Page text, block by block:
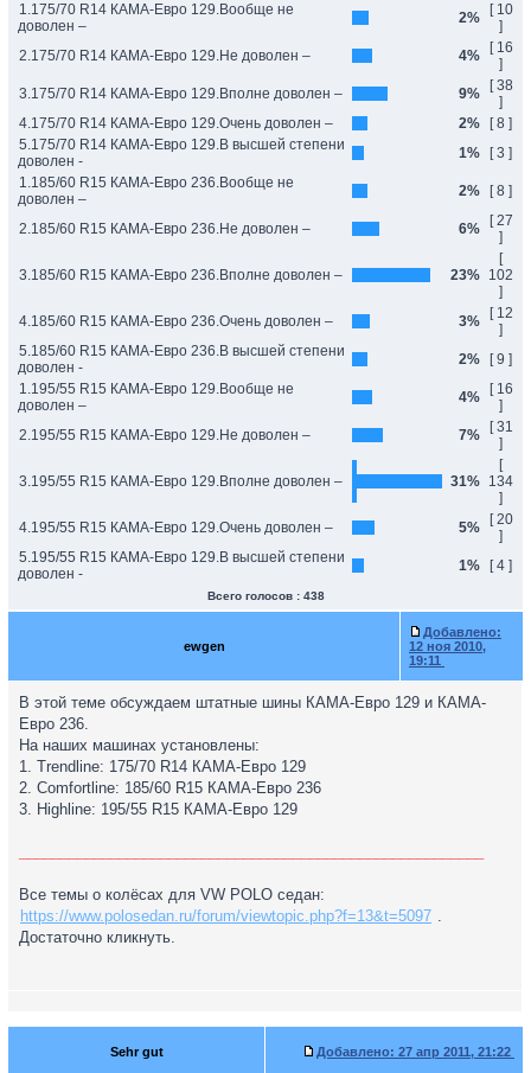
1.175/70 R14 КАМА-Евро 129.Вообще не
доволен –
2%
[ 10
]
2.175/70 R14 КАМА-Евро 129.Не доволен –
4%
[ 16
]
3.175/70 R14 КАМА-Евро 129.Вполне доволен –
9%
[ 38
]
4.175/70 R14 КАМА-Евро 129.Очень доволен –
2%
[ 8 ]
5.175/70 R14 КАМА-Евро 129.В высшей степени
доволен -
1%
[ 3 ]
1.185/60 R15 КАМА-Евро 236.Вообще не
доволен –
2% [ 8 ]
2.185/60 R15 КАМА-Евро 236.Не доволен – 6%
[ 27
]
3.185/60 R15 КАМА-Евро 236.Вполне доволен – 23%
[
102
]
4.185/60 R15 КАМА-Евро 236.Очень доволен –
3%
[ 12
]
5.185/60 R15 КАМА-Евро 236.В высшей степени
доволен -
2%
[ 9 ]
1.195/55 R15 КАМА-Евро 129.Вообще не
доволен –
4%
[ 16
]
2.195/55 R15 КАМА-Евро 129.Не доволен –
7%
[ 31
]
3.195/55 R15 КАМА-Евро 129.Вполне доволен – 31%
[
134
]
4.195/55 R15 КАМА-Евро 129.Очень доволен –
5%
[ 20
]
5.195/55 R15 КАМА-Евро 129.В высшей степени
доволен -
1% [ 4 ]
Всего голосов : 438
ewgen
Добавлено:
12 ноя 2010,
19:11
В этой теме обсуждаем штатные шины КАМА-Евро 129 и КАМА-
Евро 236.
На наших машинах установлены:
1. Trendline: 175/70 R14 КАМА-Евро 129
2. Comfortline: 185/60 R15 КАМА-Евро 236
3. Highline: 195/55 R15 КАМА-Евро 129
Все темы о колёсах для VW POLO седан:
https://www.polosedan.ru/forum/viewtopic.php?f=13&t=5097 .
Достаточно кликнуть.
Sehr gut Добавлено: 27 апр 2011, 21:22